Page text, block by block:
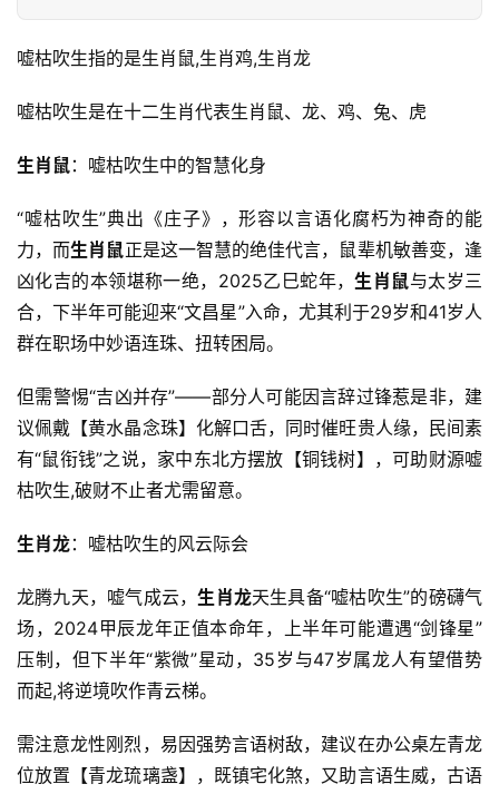
嘘枯吹生指的是生肖鼠,生肖鸡,生肖龙
嘘枯吹生是在十二生肖代表生肖鼠、龙、鸡、兔、虎
生肖鼠：嘘枯吹生中的智慧化身
“嘘枯吹生”典出《庄子》，形容以言语化腐朽为神奇的能
力，而生肖鼠正是这一智慧的绝佳代言，鼠辈机敏善变，逢
凶化吉的本领堪称一绝，2025乙巳蛇年，生肖鼠与太岁三
合，下半年可能迎来“文昌星”入命，尤其利于29岁和41岁人
群在职场中妙语连珠、扭转困局。
但需警惕“吉凶并存”——部分人可能因言辞过锋惹是非，建
议佩戴【黄水晶念珠】化解口舌，同时催旺贵人缘，民间素
有“鼠衔钱”之说，家中东北方摆放【铜钱树】，可助财源嘘
枯吹生,破财不止者尤需留意。
生肖龙：嘘枯吹生的风云际会
龙腾九天，嘘气成云，生肖龙天生具备“嘘枯吹生”的磅礴气
场，2024甲辰龙年正值本命年，上半年可能遭遇“剑锋星”
压制，但下半年“紫微”星动，35岁与47岁属龙人有望借势
而起,将逆境吹作青云梯。
需注意龙性刚烈，易因强势言语树敌，建议在办公桌左青龙
位放置【青龙琉璃盏】，既镇宅化煞，又助言语生威，古语